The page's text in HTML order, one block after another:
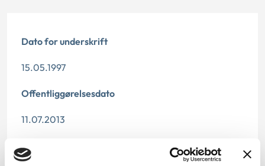
Dato for underskrift
15.05.1997
Offentliggørelsesdato
11.07.2013
Denne principafgørelse er kasseret den 2. april
2013, da den er erstattet af principafgørelse 43-13.